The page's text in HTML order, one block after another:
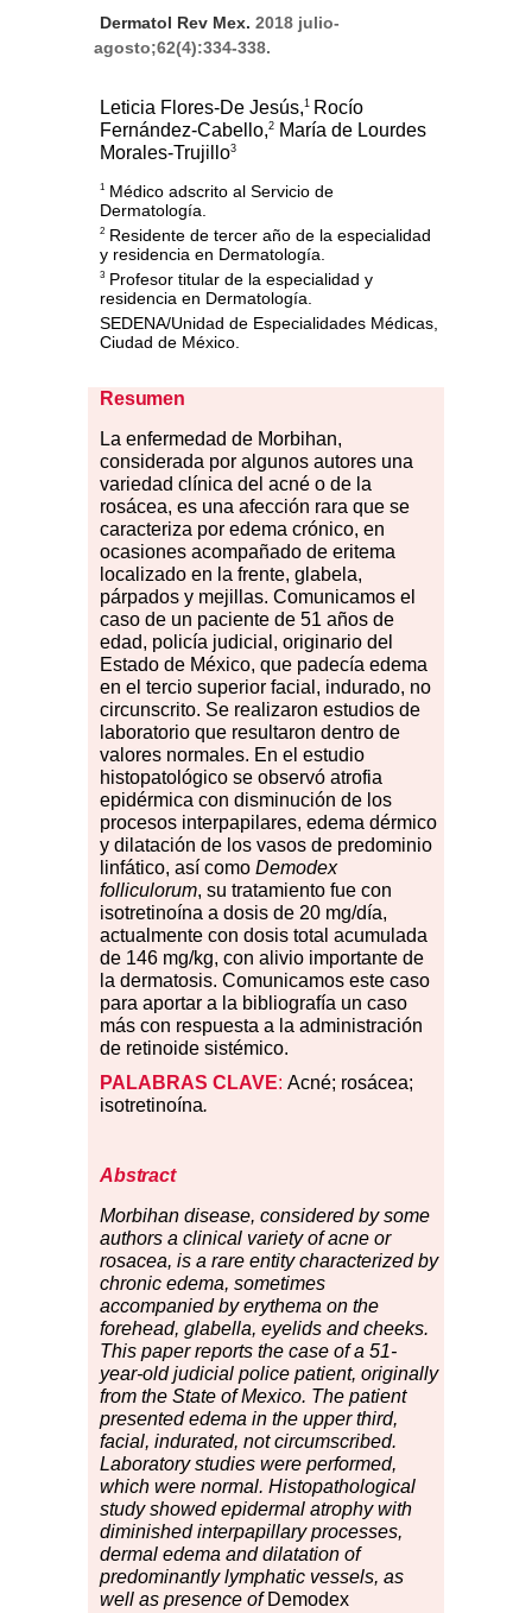
Dermatol Rev Mex. 2018 julio-
agosto;62(4):334-338.
Leticia Flores-De Jesús,1
Rocío
Fernández-Cabello,2 María de Lourdes
Morales-Trujillo3
1 Médico adscrito al Servicio de
Dermatología.
2 Residente de tercer año de la especialidad
y residencia en Dermatología.
3 Profesor titular de la especialidad y
residencia en Dermatología.
SEDENA/Unidad de Especialidades Médicas,
Ciudad de México.
Resumen
La enfermedad de Morbihan,
considerada por algunos autores una
variedad clínica del acné o de la
rosácea, es una afección rara que se
caracteriza por edema crónico, en
ocasiones acompañado de eritema
localizado en la frente, glabela,
párpados y mejillas. Comunicamos el
caso de un paciente de 51 años de
edad, policía judicial, originario del
Estado de México, que padecía edema
en el tercio superior facial, indurado, no
circunscrito. Se realizaron estudios de
laboratorio que resultaron dentro de
valores normales. En el estudio
histopatológico se observó atrofia
epidérmica con disminución de los
procesos interpapilares, edema dérmico
y dilatación de los vasos de predominio
linfático, así como Demodex
folliculorum, su tratamiento fue con
isotretinoína a dosis de 20 mg/día,
actualmente con dosis total acumulada
de 146 mg/kg, con alivio importante de
la dermatosis. Comunicamos este caso
para aportar a la bibliografía un caso
más con respuesta a la administración
de retinoide sistémico.
PALABRAS CLAVE: Acné; rosácea;
isotretinoína.
Abstract
Morbihan disease, considered by some
authors a clinical variety of acne or
rosacea, is a rare entity characterized by
chronic edema, sometimes
accompanied by erythema on the
forehead, glabella, eyelids and cheeks.
This paper reports the case of a 51-
year-old judicial police patient, originally
from the State of Mexico. The patient
presented edema in the upper third,
facial, indurated, not circumscribed.
Laboratory studies were performed,
which were normal. Histopathological
study showed epidermal atrophy with
diminished interpapillary processes,
dermal edema and dilatation of
predominantly lymphatic vessels, as
well as presence of Demodex